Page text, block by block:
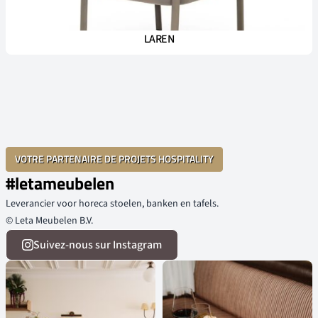
LAREN
VOTRE PARTENAIRE DE PROJETS HOSPITALITY
#letameubelen
Leverancier voor horeca stoelen, banken en tafels.
© Leta Meubelen B.V.
Suivez-nous sur Instagram